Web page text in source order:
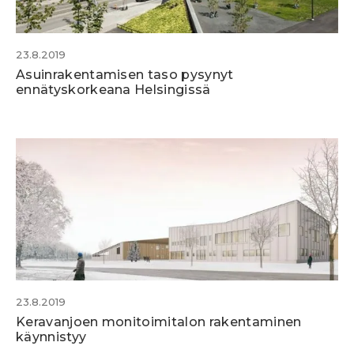
23.8.2019
Asuinrakentamisen taso pysynyt
ennätyskorkeana Helsingissä
23.8.2019
Keravanjoen monitoimitalon rakentaminen
käynnistyy